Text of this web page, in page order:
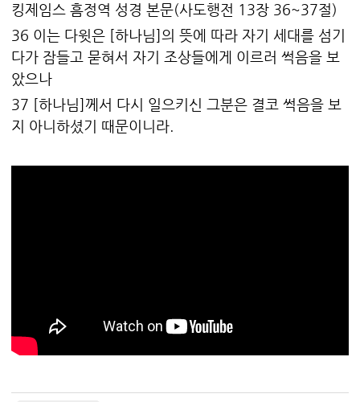
킹제임스 흠정역 성경 본문(사도행전 13장 36~37절)
36 이는 다윗은 [하나님]의 뜻에 따라 자기 세대를 섬기
다가 잠들고 묻혀서 자기 조상들에게 이르러 썩음을 보
았으나
37 [하나님]께서 다시 일으키신 그분은 결코 썩음을 보
지 아니하셨기 때문이니라.